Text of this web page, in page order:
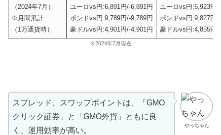
（2024年7月）
※月間累計
（1万通貨時）
ユーロvs円:6,891円/-6,891円
ポンドvs円:9,789円/-9,789円
豪ドルvs円:4,901円/-4,901円
ユーロvs円:6,923円
ポンドvs円:9,827円
豪ドルvs円:4,855円
※2024年7月現在
やっちゃん
スプレッド、スワップポイントは、「GMO
クリック証券」と「GMO外貨」ともに良
く、運用効率が高い。